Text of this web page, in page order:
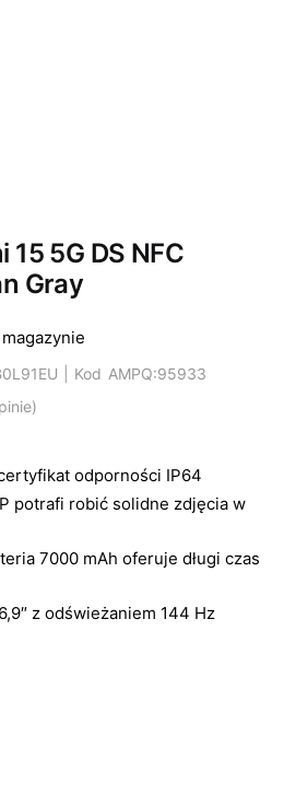
15 5G DS NFC
Gray
| Kod AMPQ:95933
odporności IP64
potrafi robić solidne zdjęcia w
7000 mAh oferuje długi czas
z odświeżaniem 144 Hz